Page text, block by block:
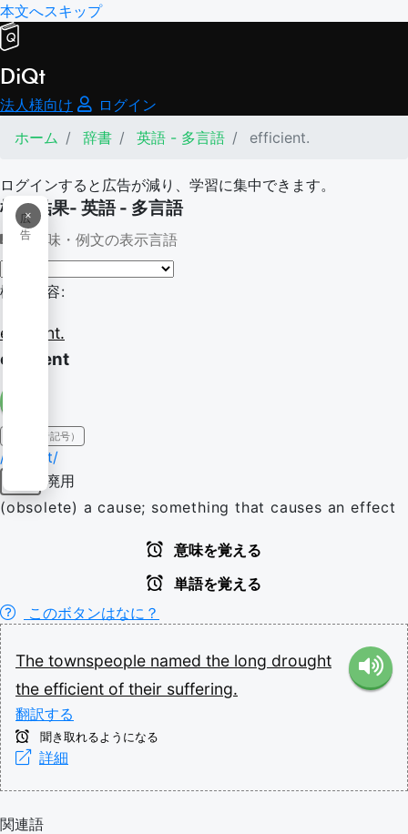
本文へスキップ
DiQt
法人様向け
ログイン
ホーム
辞書 英語 - 多言語 efficient.
ログインすると広告が減り、学習に集中できます。
×
広
告
検索結果- 英語 - 多言語
意味・例文の表示言語
検索内容:
efficient.
efficient
IPA（発音記号）
/ɪˈfɪʃənt/
廃用
(obsolete) a cause; something that causes an effect
意味を覚える
単語を覚える
このボタンはなに？
The townspeople named the long drought
the efficient of their suffering.
翻訳する
聞き取れるようになる
詳細
関連語